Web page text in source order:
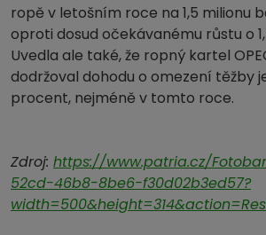
ropě v letošním roce na 1,5 milionu
oproti dosud očekávanému růstu o
Uvedla ale také, že ropný kartel
dodržoval dohodu o omezení těžby
procent, nejméně v tomto roce.
Zdroj: https://www.patria.cz/
52cd-46b8-8be6-f30d02b3ed57?